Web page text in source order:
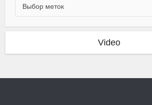
Video